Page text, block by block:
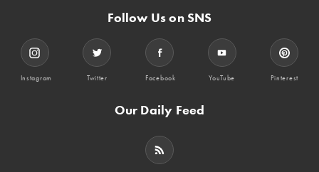
Follow Us on SNS
Instagram Twitter Facebook YouTube Pinterest
Our Daily Feed